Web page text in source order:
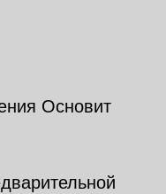
Основит